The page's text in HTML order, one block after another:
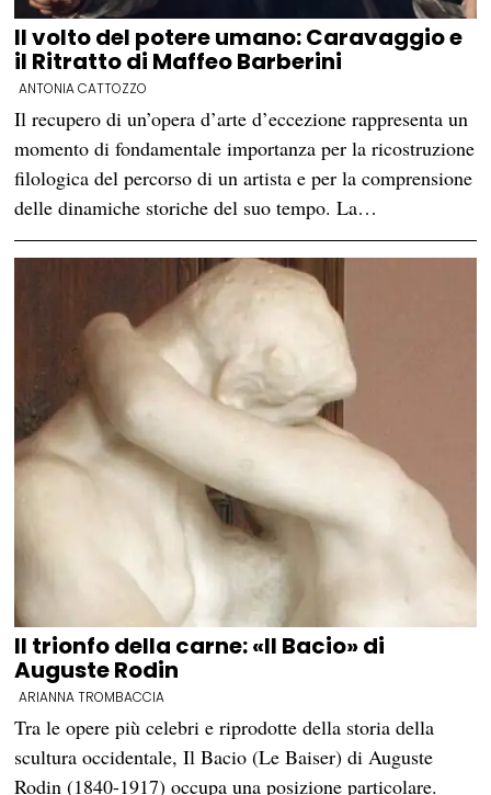
Il volto del potere umano: Caravaggio e
il Ritratto di Maffeo Barberini
ANTONIA CATTOZZO
Il recupero di un’opera d’arte d’eccezione rappresenta un
momento di fondamentale importanza per la ricostruzione
filologica del percorso di un artista e per la comprensione
delle dinamiche storiche del suo tempo. La…
Il trionfo della carne: «Il Bacio» di
Auguste Rodin
ARIANNA TROMBACCIA
Tra le opere più celebri e riprodotte della storia della
scultura occidentale, Il Bacio (Le Baiser) di Auguste
Rodin (1840-1917) occupa una posizione particolare.